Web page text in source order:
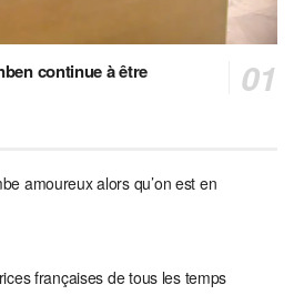
continue à être
amoureux alors qu’on est en
françaises de tous les temps